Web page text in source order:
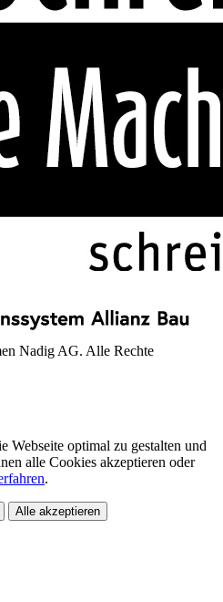
Nadig AG. Alle Rechte
Webseite optimal zu gestalten und
alle Cookies akzeptieren oder
.
Alle akzeptieren